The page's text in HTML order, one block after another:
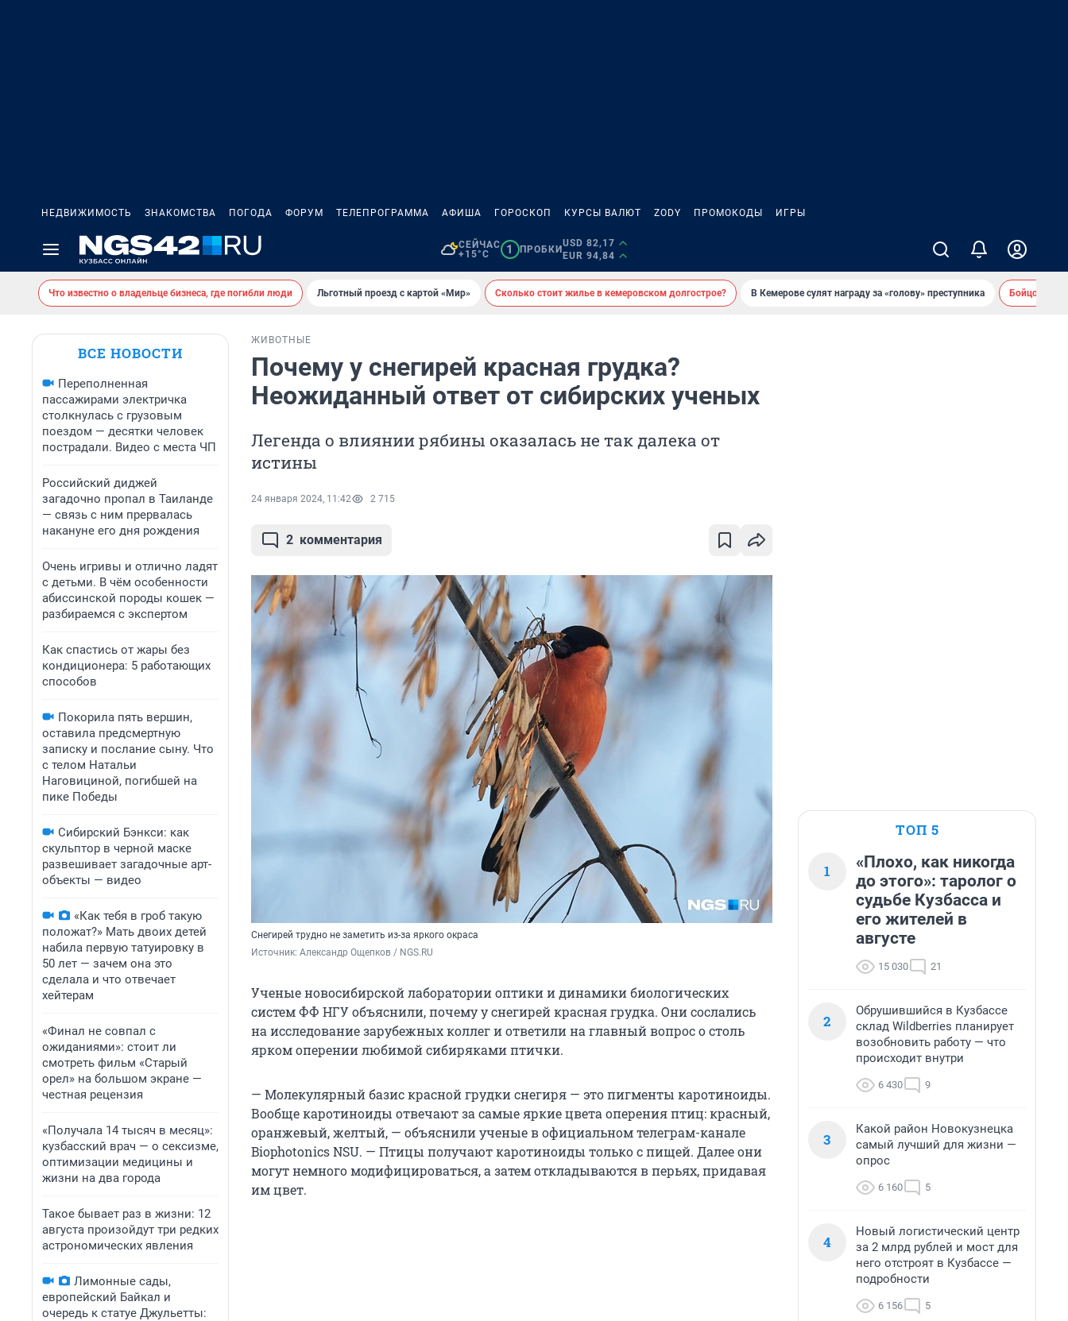
НЕДВИЖИМОСТЬ ЗНАКОМСТВА ПОГОДА ФОРУМ ТЕЛЕПРОГРАММА АФИША ГОРОСКОП КУРСЫ ВАЛЮТ ZODY ПРОМОКОДЫ ИГРЫ
СЕЙЧАС
+15°C
1 ПРОБКИ
USD 82,17
EUR 94,84
Что известно о владельце бизнеса, где погибли люди Льготный проезд с картой «Мир» Сколько стоит жилье в кемеровском долгострое? В Кемерове сулят награду за «голову» преступника Бойцовский
ВСЕ НОВОСТИ
Переполненная
пассажирами электричка
столкнулась с грузовым
поездом — десятки человек
пострадали. Видео с места ЧП
Российский диджей
загадочно пропал в Таиланде
— связь с ним прервалась
накануне его дня рождения
Очень игривы и отлично ладят
с детьми. В чём особенности
абиссинской породы кошек —
разбираемся с экспертом
Как спастись от жары без
кондиционера: 5 работающих
способов
Покорила пять вершин,
оставила предсмертную
записку и послание сыну. Что
с телом Натальи
Наговициной, погибшей на
пике Победы
Сибирский Бэнкси: как
скульптор в черной маске
развешивает загадочные арт-
объекты — видео
«Как тебя в гроб такую
положат?» Мать двоих детей
набила первую татуировку в
50 лет — зачем она это
сделала и что отвечает
хейтерам
«Финал не совпал с
ожиданиями»: стоит ли
смотреть фильм «Старый
орел» на большом экране —
честная рецензия
«Получала 14 тысяч в месяц»:
кузбасский врач — о сексизме,
оптимизации медицины и
жизни на два города
Такое бывает раз в жизни: 12
августа произойдут три редких
астрономических явления
Лимонные сады,
европейский Байкал и
очередь к статуе Джульетты:
ЖИВОТНЫЕ
Почему у снегирей красная грудка?
Неожиданный ответ от сибирских ученых
Легенда о влиянии рябины оказалась не так далека от
истины
24 января 2024, 11:42 2 715
2 комментария
Снегирей трудно не заметить из-за яркого окраса
Источник: Александр Ощепков / NGS.RU
Ученые новосибирской лаборатории оптики и динамики биологических
систем ФФ НГУ объяснили, почему у снегирей красная грудка. Они сослались
на исследование зарубежных коллег и ответили на главный вопрос о столь
ярком оперении любимой сибиряками птички.
— Молекулярный базис красной грудки снегиря — это пигменты каротиноиды.
Вообще каротиноиды отвечают за самые яркие цвета оперения птиц: красный,
оранжевый, желтый, — объяснили ученые в официальном телеграм-канале
Biophotonics NSU. — Птицы получают каротиноиды только с пищей. Далее они
могут немного модифицироваться, а затем откладываются в перьях, придавая
им цвет.
ТОП 5
1
«Плохо, как никогда
до этого»: таролог о
судьбе Кузбасса и
его жителей в
августе
15 030 21
2
Обрушившийся в Кузбассе
склад Wildberries планирует
возобновить работу — что
происходит внутри
6 430 9
3
Какой район Новокузнецка
самый лучший для жизни —
опрос
6 160 5
4
Новый логистический центр
за 2 млрд рублей и мост для
него отстроят в Кузбассе —
подробности
6 156 5